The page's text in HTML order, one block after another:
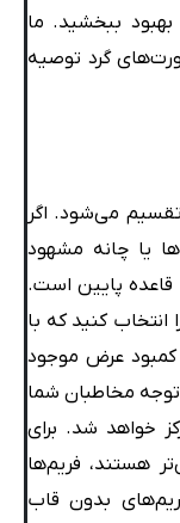
ببخشید. ما
گرد توصیه
می‌شود. اگر
یا چانه مشهود
پایین است.
انتخاب کنید که با
کمبود عرض موجود
مخاطبان شما
خواهد شد. برای
هستند، فریم‌ها
بدون قاب